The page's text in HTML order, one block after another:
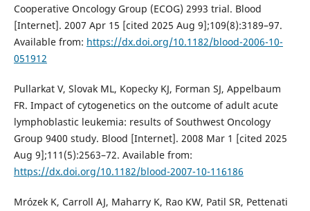
Cooperative Oncology Group (ECOG) 2993 trial. Blood
[Internet]. 2007 Apr 15 [cited 2025 Aug 9];109(8):3189–97.
Available from: https://dx.doi.org/10.1182/blood-2006-10-
051912
Pullarkat V, Slovak ML, Kopecky KJ, Forman SJ, Appelbaum
FR. Impact of cytogenetics on the outcome of adult acute
lymphoblastic leukemia: results of Southwest Oncology
Group 9400 study. Blood [Internet]. 2008 Mar 1 [cited 2025
Aug 9];111(5):2563–72. Available from:
https://dx.doi.org/10.1182/blood-2007-10-116186
Mrózek K, Carroll AJ, Maharry K, Rao KW, Patil SR, Pettenati